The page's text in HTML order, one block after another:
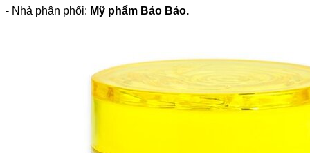
- Nhà phân phối: Mỹ phẩm Bảo Bảo.